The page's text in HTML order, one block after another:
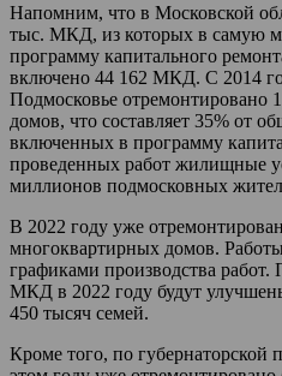
Напомним, что в Московской
тыс. МКД, из которых в самую
программу капитального
включено 44 162 МКД. С 2014
Подмосковье отремонтировано
домов, что составляет 35% от
включенных в программу
проведенных работ жилищные
миллионов подмосковных
В 2022 году уже
многоквартирных домов.
графиками производства работ.
МКД в 2022 году будут
450 тысяч семей.
Кроме того, по губернаторской